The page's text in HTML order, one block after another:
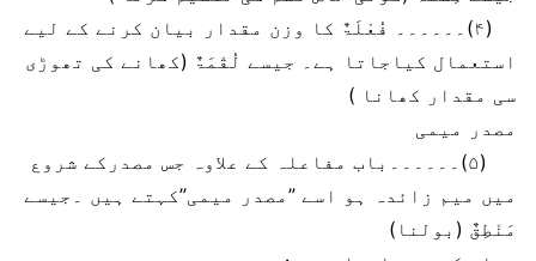
(۴)۔۔۔۔۔۔ فُعْلَۃٌ کا وزن مقدار بیان کرنے کے لیے
استعمال کیاجاتا ہے۔ جیسے لُقْمَۃٌ (کھانے کی تھوڑی
سی مقدار کھانا )
مصدر میمی
(۵)۔۔۔۔۔۔باب مفاعلہ کے علاوہ جس مصدرکے شروع
میں میم زائدہ ہو اسے ”مصدر میمی”کہتے ہیں ۔جیسے
مَنْطِقٌ (بولنا)